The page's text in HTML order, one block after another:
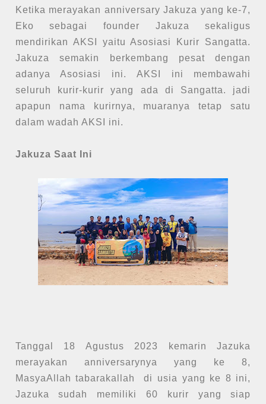
Ketika merayakan anniversary Jakuza yang ke-7,
Eko sebagai founder Jakuza sekaligus
mendirikan AKSI yaitu Asosiasi Kurir Sangatta.
Jakuza semakin berkembang pesat dengan
adanya Asosiasi ini. AKSI ini membawahi
seluruh kurir-kurir yang ada di Sangatta. jadi
apapun nama kurirnya, muaranya tetap satu
dalam wadah AKSI ini.
Jakuza Saat Ini
Tanggal 18 Agustus 2023 kemarin Jazuka
merayakan anniversarynya yang ke 8,
MasyaAllah tabarakallah di usia yang ke 8 ini,
Jazuka sudah memiliki 60 kurir yang siap